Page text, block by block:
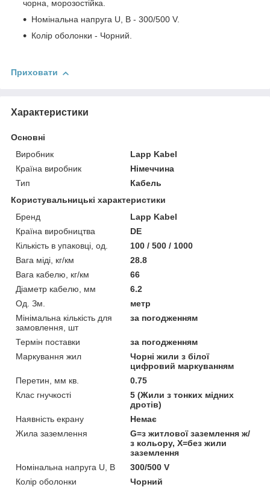
чорна, морозостійка.
Номінальна напруга U, В - 300/500 V.
Колір оболонки - Чорний.
Приховати
Характеристики
Основні
Виробник
Lapp Kabel
Країна виробник
Німеччина
Тип
Кабель
Користувальницькі характеристики
Бренд
Lapp Kabel
Країна виробництва
DE
Кількість в упаковці, од.
100 / 500 / 1000
Вага міді, кг/км
28.8
Вага кабелю, кг/км
66
Діаметр кабелю, мм
6.2
Од. Зм.
метр
Мінімальна кількість для
замовлення, шт
за погодженням
Термін поставки
за погодженням
Маркування жил
Чорні жили з білої
цифровий маркуванням
Перетин, мм кв.
0.75
Клас гнучкості
5 (Жили з тонких мідних
дротів)
Наявність екрану
Немає
Жила заземлення
G=з житлової заземлення ж/
з кольору, Х=без жили
заземлення
Номінальна напруга U, В
300/500 V
Колір оболонки
Чорний